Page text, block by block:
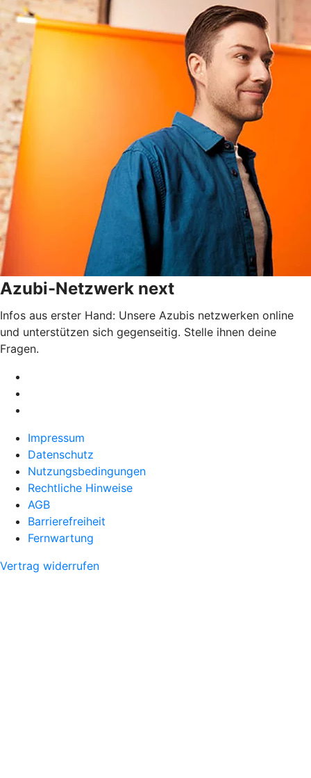
Azubi-Netzwerk next
Infos aus erster Hand: Unsere Azubis netzwerken online
und unterstützen sich gegenseitig. Stelle ihnen deine
Fragen.
Impressum
Datenschutz
Nutzungsbedingungen
Rechtliche Hinweise
AGB
Barrierefreiheit
Fernwartung
Vertrag widerrufen